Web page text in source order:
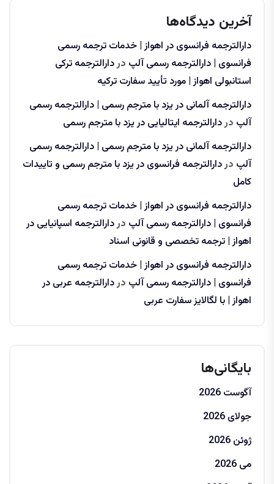
آخرین دیدگاه‌ها
دارالترجمه فرانسوی در اهواز | خدمات ترجمه رسمی
فرانسوی | دارالترجمه رسمی آلپ دردارالترجمه ترکی
استانبولی اهواز | مورد تأیید سفارت ترکیه
دارالترجمه آلمانی در یزد با مترجم رسمی | دارالترجمه رسمی
آلپ دردارالترجمه ایتالیایی در یزد با مترجم رسمی
دارالترجمه آلمانی در یزد با مترجم رسمی | دارالترجمه رسمی
آلپ دردارالترجمه فرانسوی در یزد با مترجم رسمی و تاییدات
کامل
دارالترجمه فرانسوی در اهواز | خدمات ترجمه رسمی
فرانسوی | دارالترجمه رسمی آلپ دردارالترجمه اسپانیایی در
اهواز | ترجمه تخصصی و قانونی اسناد
دارالترجمه فرانسوی در اهواز | خدمات ترجمه رسمی
فرانسوی | دارالترجمه رسمی آلپ دردارالترجمه عربی در
اهواز | با لگالایز سفارت عربی
بایگانی‌ها
آگوست 2026
جولای 2026
ژوئن 2026
می 2026